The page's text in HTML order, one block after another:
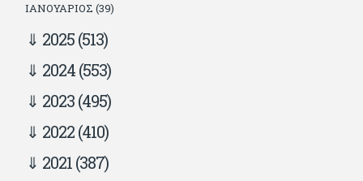
ΙΑΝΟΥΆΡΙΟΣ (39)
2025(513)
2024(553)
2023(495)
2022(410)
2021(387)